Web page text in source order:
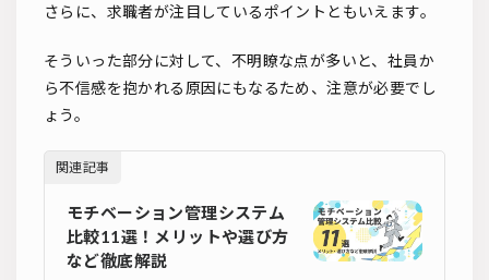
さらに、求職者が注目しているポイントともいえます。
そういった部分に対して、不明瞭な点が多いと、社員か
ら不信感を抱かれる原因にもなるため、注意が必要でし
ょう。
関連記事
モチベーション管理システム
比較11選！メリットや選び方
など徹底解説